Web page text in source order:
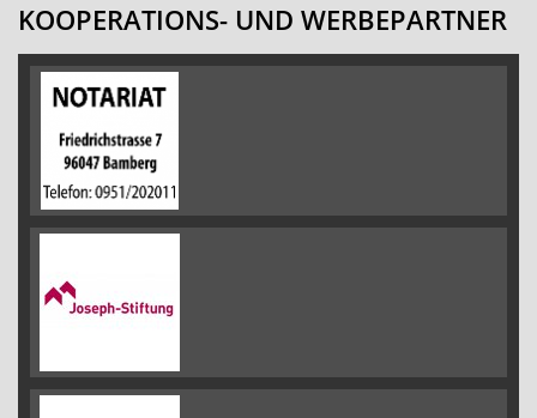
KOOPERATIONS- UND WERBEPARTNER